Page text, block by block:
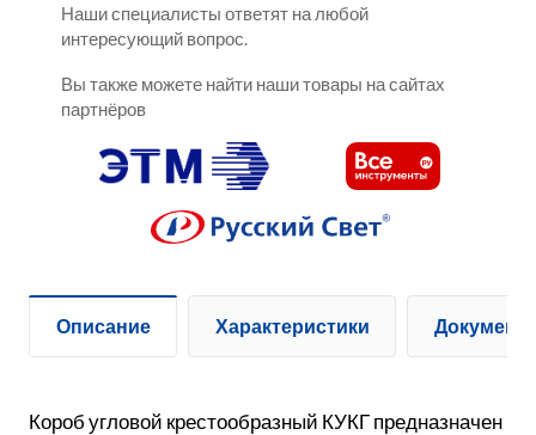
Наши специалисты ответят на любой
интересующий вопрос.
Вы также можете найти наши товары на сайтах
партнёров
Описание Характеристики
Короб угловой крестообразный КУКГ предназначен